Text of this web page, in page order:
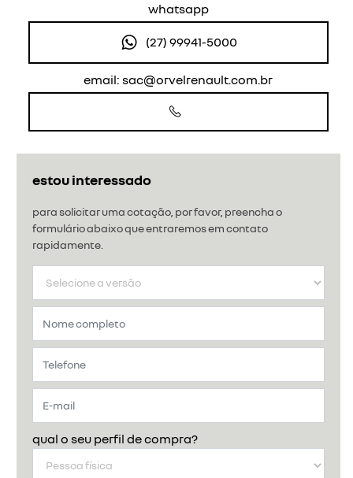
estou interessado
para solicitar uma cotação, por favor, preencha o
formulário abaixo que entraremos em contato
rapidamente.
qual o seu perfil de compra?
whatsapp
(27) 99941-5000
email: sac@orvelrenault.com.br